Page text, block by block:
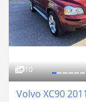
10
Volvo XC90